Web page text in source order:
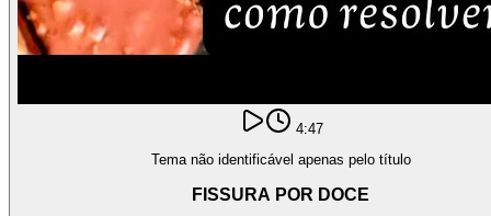
4:47
Tema não identificável apenas pelo título
FISSURA POR DOCE